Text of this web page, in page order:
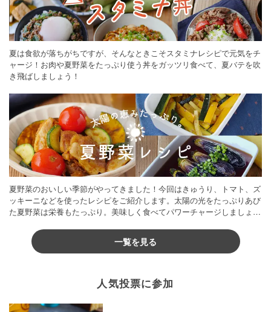
夏は食欲が落ちがちですが、そんなときこそスタミナレシピで元気をチ
ャージ！お肉や夏野菜をたっぷり使う丼をガッツリ食べて、夏バテを吹
き飛ばしましょう！
夏野菜のおいしい季節がやってきました！今回はきゅうり、トマト、ズ
ッキーニなどを使ったレシピをご紹介します。太陽の光をたっぷりあび
た夏野菜は栄養もたっぷり。美味しく食べてパワーチャージしましょう
一覧を見る
人気投票に参加